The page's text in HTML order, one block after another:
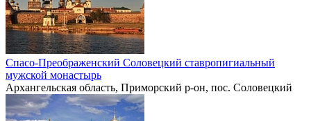
Спасо-Преображенский Соловецкий ставропигиальный
мужской монастырь
Архангельская область, Приморский р-он, пос. Соловецкий